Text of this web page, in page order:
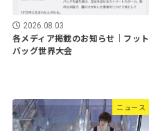
2026.08.03
各メディア掲載のお知らせ｜フット
バッグ世界大会
ニュース